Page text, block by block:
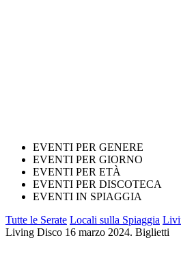
EVENTI PER GENERE
EVENTI PER GIORNO
EVENTI PER ETÀ
EVENTI PER DISCOTECA
EVENTI IN SPIAGGIA
Tutte le Serate Locali sulla Spiaggia
Living Disco 16 marzo 2024. Biglietti